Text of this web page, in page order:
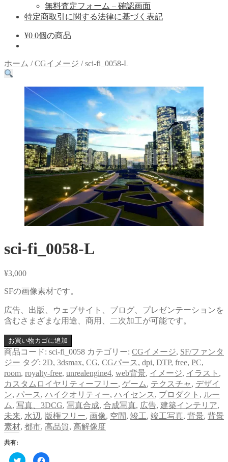
無料査定フォーム – 確認画面
特定商取引に関する法律に基づく表記
¥0 0個の商品
ホーム /CGイメージ /sci-fi_0058-L
sci-fi_0058-L
¥3,000
SFの画像素材です。
広告、出版、ウェブサイト、ブログ、プレゼンテーションを
含むさまざまな用途、商用、二次加工が可能です。
お買い物カゴに追加
商品コード: sci-fi_0058 カテゴリー: CGイメージ, SF/ファンタ
ジー タグ: 2D, 3dsmax, CG, CGパース , dpi, DTP, free, PC,
room, royalty-free, unrealengine4, web背景, イメージ, イラスト ,
カスタムロイヤリティーフリー, ゲーム, テクスチャ, デザイ
ン, パース , ハイクオリティー, ハイセンス , プロダクト , ルー
ム, 写真、3DCG, 写真合成, 合成写真, 広告, 建築インテリア,
未来, 水辺 , 版権フリー, 画像, 空間, 竣工, 竣工写真, 背景, 背景
素材, 都市, 高品質, 高解像度
共有:
ク Facebook